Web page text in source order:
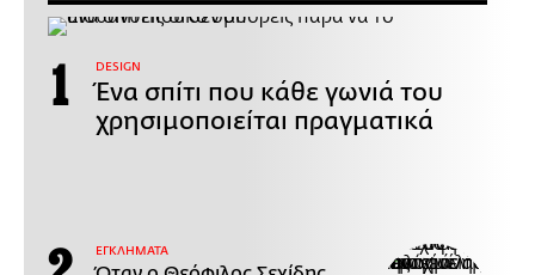
DESIGN
Ένα σπίτι που κάθε γωνιά του
χρησιμοποιείται πραγματικά
ΕΓΚΛΗΜΑΤΑ